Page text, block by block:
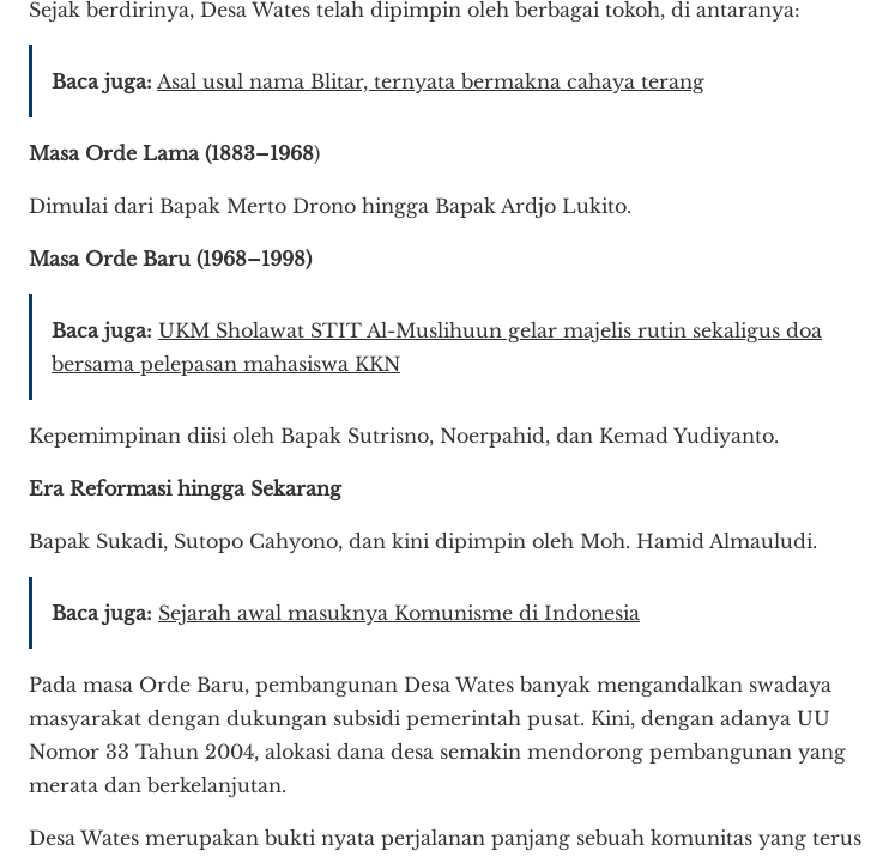
Sejak berdirinya, Desa Wates telah dipimpin oleh berbagai tokoh, di antaranya:
Baca juga: Asal usul nama Blitar, ternyata bermakna cahaya terang
Masa Orde Lama (1883–1968)
Dimulai dari Bapak Merto Drono hingga Bapak Ardjo Lukito.
Masa Orde Baru (1968–1998)
Baca juga: UKM Sholawat STIT Al-Muslihuun gelar majelis rutin sekaligus doa
bersama pelepasan mahasiswa KKN
Kepemimpinan diisi oleh Bapak Sutrisno, Noerpahid, dan Kemad Yudiyanto.
Era Reformasi hingga Sekarang
Bapak Sukadi, Sutopo Cahyono, dan kini dipimpin oleh Moh. Hamid Almauludi.
Baca juga: Sejarah awal masuknya Komunisme di Indonesia
Pada masa Orde Baru, pembangunan Desa Wates banyak mengandalkan swadaya
masyarakat dengan dukungan subsidi pemerintah pusat. Kini, dengan adanya UU
Nomor 33 Tahun 2004, alokasi dana desa semakin mendorong pembangunan yang
merata dan berkelanjutan.
Desa Wates merupakan bukti nyata perjalanan panjang sebuah komunitas yang terus